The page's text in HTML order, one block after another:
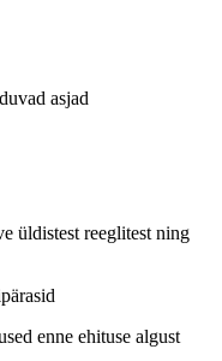
asjad
üldistest reeglitest ning
enne ehituse algust